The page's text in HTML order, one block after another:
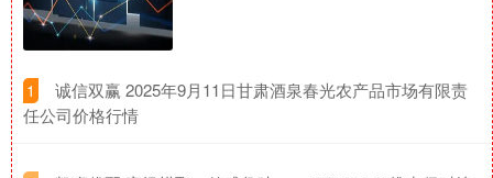
1
​诚信双赢 2025年9月11日甘肃酒泉春光农产品市场有限责
任公司价格行情